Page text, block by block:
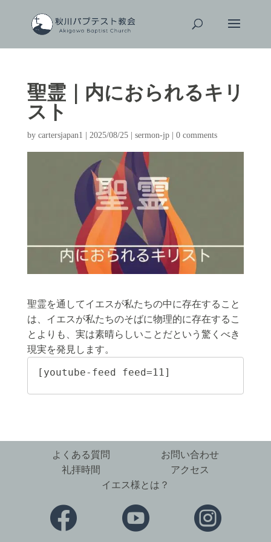
聖霊｜内におられるキリ
スト
by cartersjapan1 2025/08/25| sermon-jp| 0 comments
聖霊を通してイエスが私たちの中に存在すること
は、イエスが私たちのそばに物理的に存在するこ
とよりも、実は素晴らしいことだという驚くべき
現実を発見します。
[youtube-feed feed=11]
よくある質問
お問い合わせ
礼拝時間
アクセス
イエス様とは？
  